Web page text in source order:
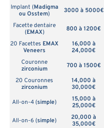
Implant (Madigma
ou Osstem) 3000 à 5000€
Facette dentaire
(EMAX) 800 à 1200€
20 Facettes EMAX
Veneers
16,000 à
24,000€
Couronne
zirconium
700 à 1500€
20 Couronnes
zirconium
14,000 à
30,000€
All-on-4 (simple)
15,000 à
25,000€
All-on-6 (simple)
20,000 à
35,000€